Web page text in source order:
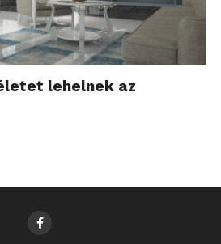
lehelnek az